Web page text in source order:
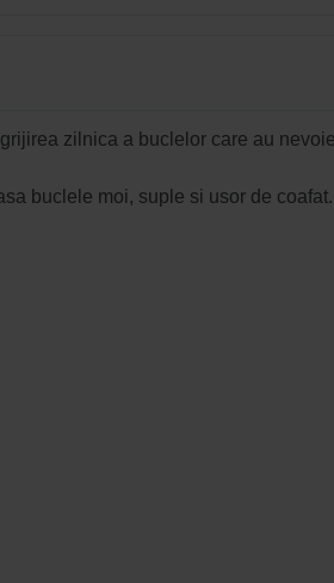
zilnica a buclelor care au
buclele moi, suple si usor de coafat.